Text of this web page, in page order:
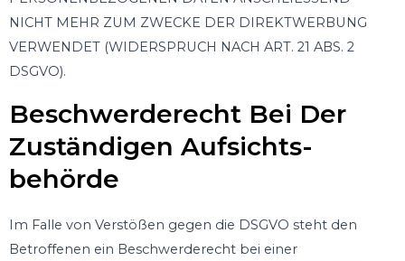
NICHT MEHR ZUM ZWECKE DER DIREKTWERBUNG
VERWENDET (WIDERSPRUCH NACH ART. 21 ABS. 2
DSGVO).
Beschwerde­recht Bei Der
Zuständigen Aufsichts­
Behörde
Im Falle von Verstößen gegen die DSGVO steht den
Betroffenen ein Beschwerderecht bei einer